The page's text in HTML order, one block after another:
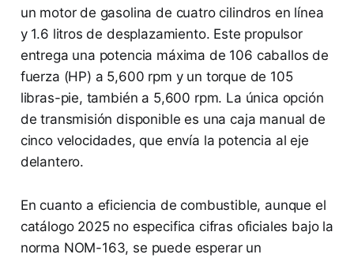
un motor de gasolina de cuatro cilindros en línea
y 1.6 litros de desplazamiento. Este propulsor
entrega una potencia máxima de 106 caballos de
fuerza (HP) a 5,600 rpm y un torque de 105
libras-pie, también a 5,600 rpm. La única opción
de transmisión disponible es una caja manual de
cinco velocidades, que envía la potencia al eje
delantero.
En cuanto a eficiencia de combustible, aunque el
catálogo 2025 no especifica cifras oficiales bajo la
norma NOM-163, se puede esperar un